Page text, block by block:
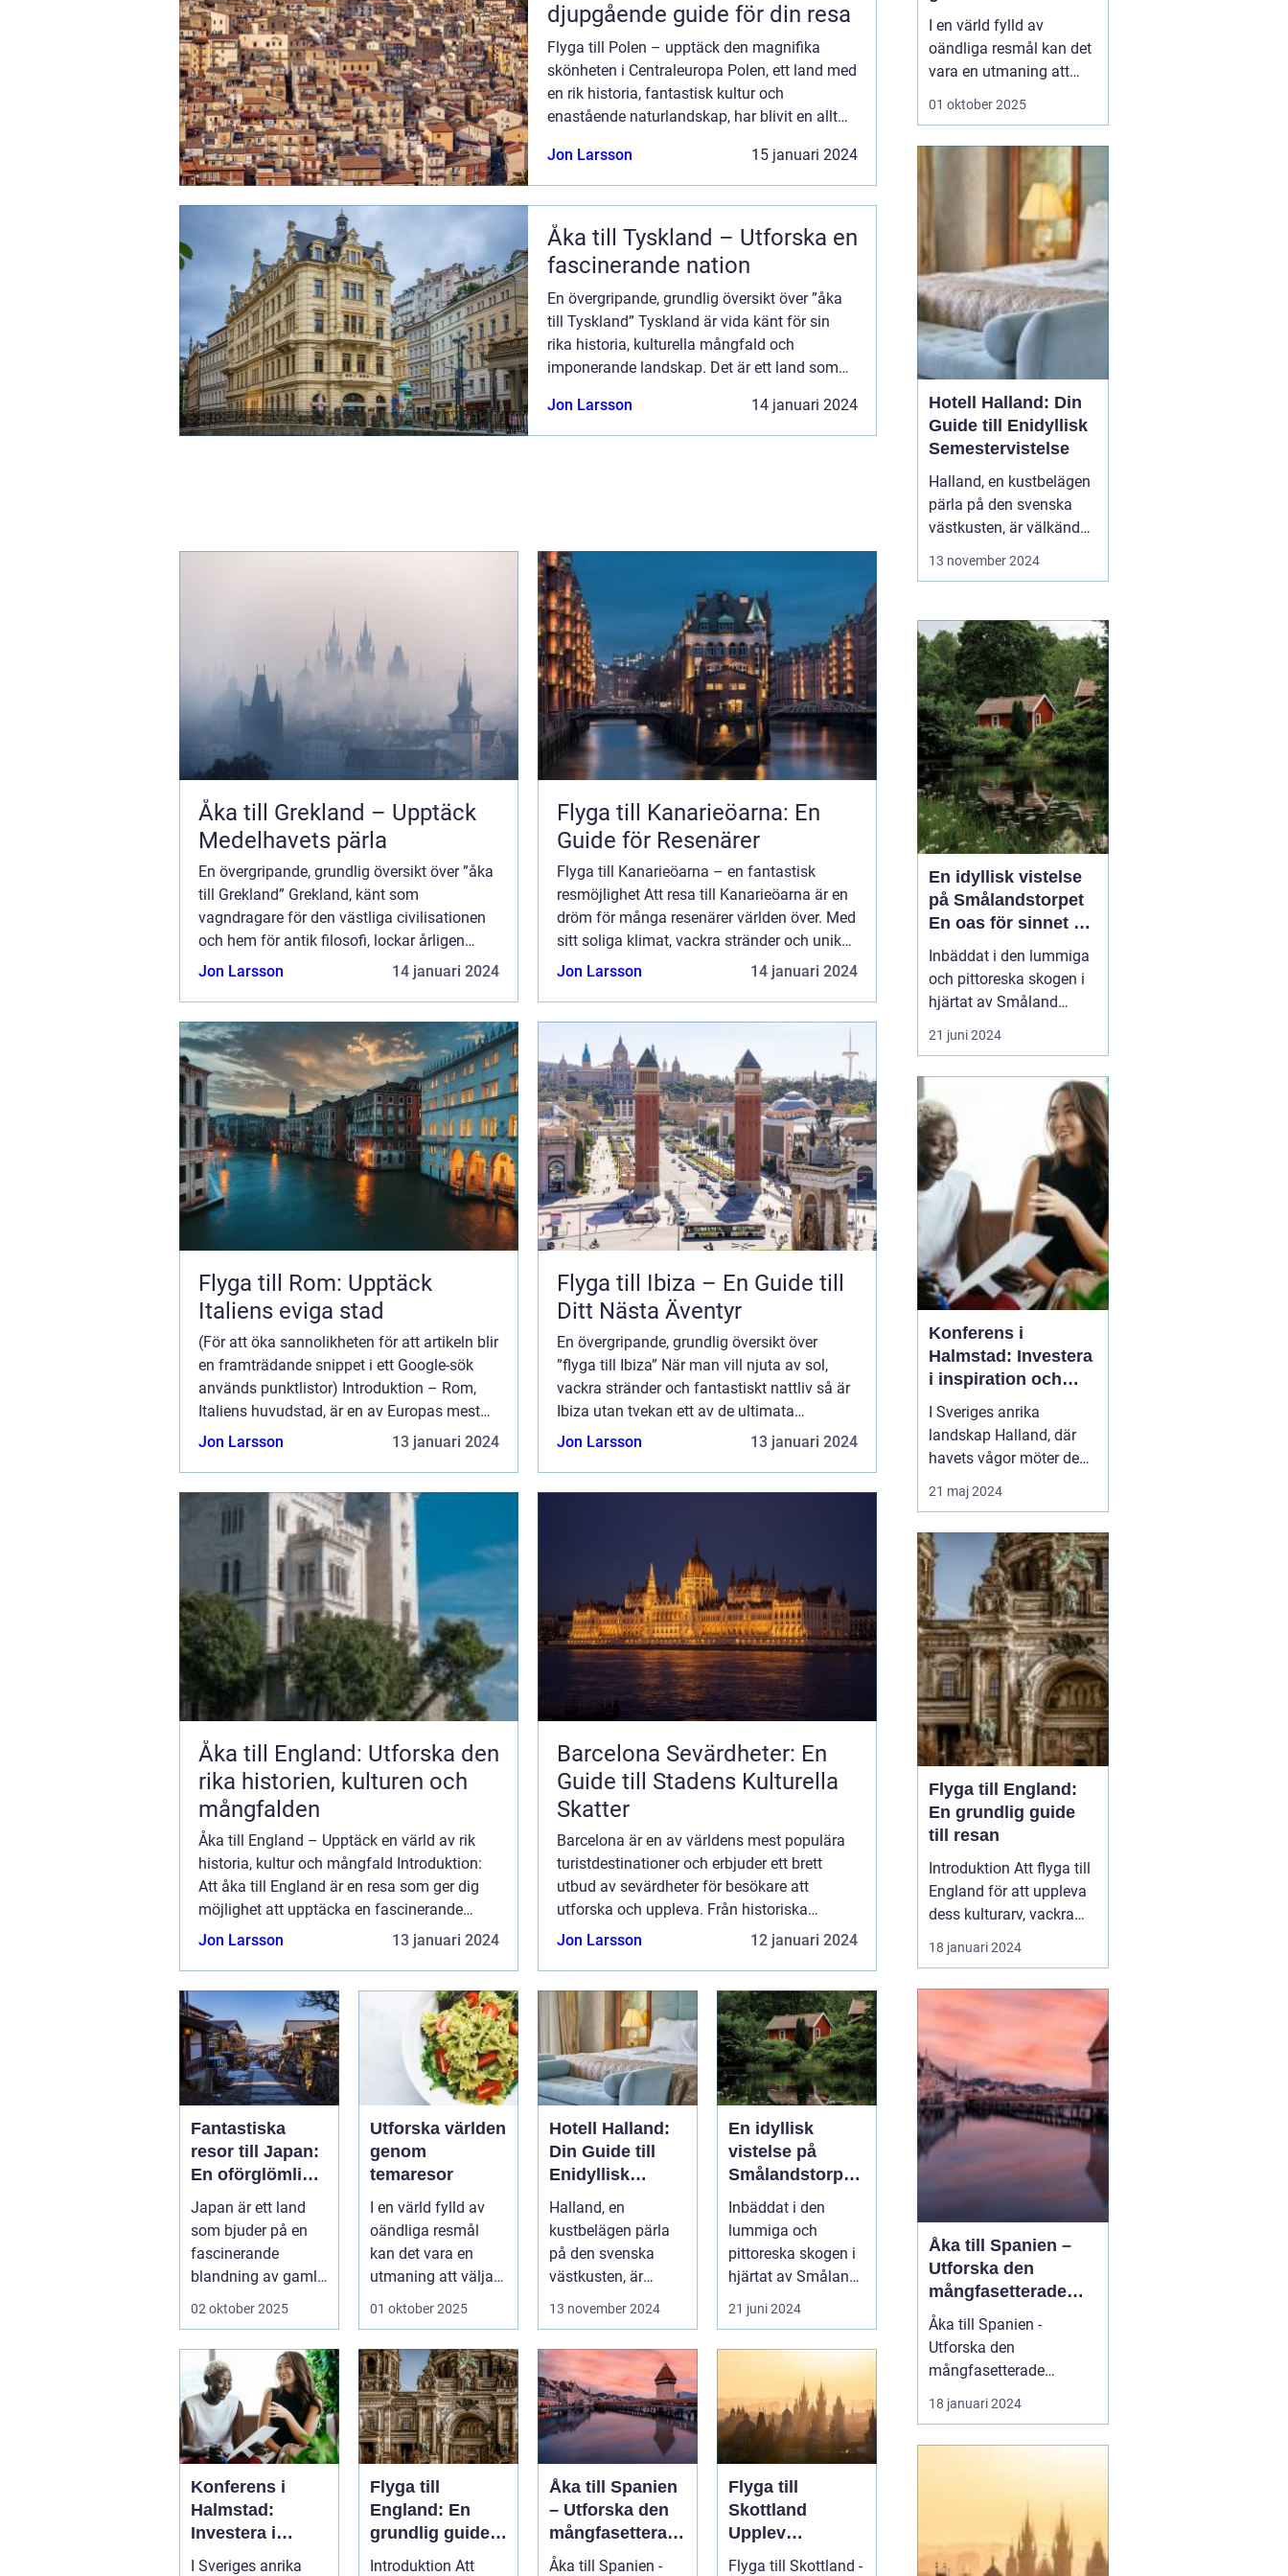
djupgående guide för din resa
Flyga till Polen – upptäck den magnifika
skönheten i Centraleuropa Polen, ett land med
en rik historia, fantastisk kultur och
enastående naturlandskap, har blivit en allt
hela världen. Att flyga till P...
Jon Larsson 15 januari 2024
Åka till Tyskland – Utforska en
fascinerande nation
En övergripande, grundlig översikt över ”åka
till Tyskland” Tyskland är vida känt för sin
rika historia, kulturella mångfald och
imponerande landskap. Det är ett land som
hit kan vara fylld m...
Jon Larsson 14 januari 2024
Åka till Grekland – Upptäck
Medelhavets pärla
En övergripande, grundlig översikt över ”åka
till Grekland” Grekland, känt som
vagndragare för den västliga civilisationen
och hem för antik filosofi, lockar årligen
miljontals besökare med sin rika historia,
Jon Larsson 14 januari 2024
Flyga till Kanarieöarna: En
Guide för Resenärer
Flyga till Kanarieöarna – en fantastisk
resmöjlighet Att resa till Kanarieöarna är en
dröm för många resenärer världen över. Med
sitt soliga klimat, vackra stränder och unika
landskap är detta en destination som
Jon Larsson 14 januari 2024
Flyga till Rom: Upptäck
Italiens eviga stad
(För att öka sannolikheten för att artikeln blir
en framträdande snippet i ett Google-sök
används punktlistor) Introduktion – Rom,
Italiens huvudstad, är en av Europas mest
populära destinationer och erbjuder en
Jon Larsson 13 januari 2024
Flyga till Ibiza – En Guide till
Ditt Nästa Äventyr
En övergripande, grundlig översikt över
”flyga till Ibiza” När man vill njuta av sol,
vackra stränder och fantastiskt nattliv så är
Ibiza utan tvekan ett av de ultimata
resmålen att överväga. Att flyga till Ibiza ger
Jon Larsson 13 januari 2024
Åka till England: Utforska den
rika historien, kulturen och
mångfalden
Åka till England – Upptäck en värld av rik
historia, kultur och mångfald Introduktion:
Att åka till England är en resa som ger dig
möjlighet att upptäcka en fascinerande
blandning av historia, kultur och mångfald.
Jon Larsson 13 januari 2024
Barcelona Sevärdheter: En
Guide till Stadens Kulturella
Skatter
Barcelona är en av världens mest populära
turistdestinationer och erbjuder ett brett
utbud av sevärdheter för besökare att
utforska och uppleva. Från historiska
monument och konstnärliga mästerverk till
Jon Larsson 12 januari 2024
Fantastiska
resor till Japan:
En oförglömlig
upplevelse
Japan är ett land
som bjuder på en
fascinerande
blandning av gamla
traditioner och
02 oktober 2025
Utforska världen
genom
temaresor
I en värld fylld av
oändliga resmål
kan det vara en
utmaning att välja
rät...
01 oktober 2025
Hotell Halland:
Din Guide till
Enidyllisk
Semestervistels
e
Halland, en
kustbelägen pärla
på den svenska
västkusten, är
välkä...
13 november 2024
En idyllisk
vistelse på
Smålandstorpet
En oas för
sinnet på
svenska
landsbygden
Inbäddat i den
lummiga och
pittoreska skogen i
hjärtat av Småland
påträffar besökaren
21 juni 2024
Konferens i
Halmstad:
Investera i
inspiration och
I Sveriges anrika
Flyga till
England: En
grundlig guide
till resan
Introduktion Att
Åka till Spanien
– Utforska den
mångfasetterad
e skönheten av
Åka till Spanien -
Flyga till
Skottland
Upplev
Skönheten i det
Flyga till Skottland -
I en värld fylld av
oändliga resmål kan det
vara en utmaning att
välja rätt upplevelse.
de vill skapa minnen och
fördjupa sina kunskaper
01 oktober 2025
Hotell Halland: Din
Guide till Enidyllisk
Semestervistelse
Halland, en kustbelägen
pärla på den svenska
västkusten, är välkänd
för sina praktfulla
stressfria
spaanläggningar till
familjevänliga seme...
13 november 2024
En idyllisk vistelse
på Smålandstorpet
En oas för sinnet på
svenska
landsbygden
Inbäddat i den lummiga
och pittoreska skogen i
hjärtat av Småland
påträffar besökaren en
pärla sällan skådad
det ögonblick däck rullar
över grusets knaster vid
grusvägens slut är stress
och stadens brus som
bortblåsta. Skogsgårde...
21 juni 2024
Konferens i
Halmstad: Investera
i inspiration och
effektivitet
I Sveriges anrika
landskap Halland, där
havets vågor möter den
mjuka sandstranden,
ligger Halmstad, en plats
för kropp och själ utan
även en känd
samlingspunkt för
företag o...
21 maj 2024
Flyga till England:
En grundlig guide
till resan
Introduktion Att flyga till
England för att uppleva
dess kulturarv, vackra
landskap och
pulserande städer är en
många resenärer. I
denna artikel kommer vi
att ge en översikt av de
olika sätten att flyga till
England samt diskute...
18 januari 2024
Åka till Spanien –
Utforska den
mångfasetterade
skönheten av landet
Åka till Spanien -
Utforska den
mångfasetterade
skönheten av landet
Spanien, ett land som
och enastående natur.
Att åka till Spanien är en
upplevelse som lockar
18 januari 2024